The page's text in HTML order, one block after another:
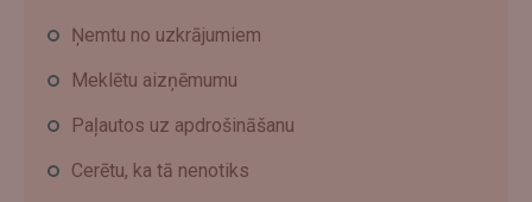
Ņemtu no uzkrājumiem
Meklētu aizņēmumu
Paļautos uz apdrošināšanu
Cerētu, ka tā nenotiks